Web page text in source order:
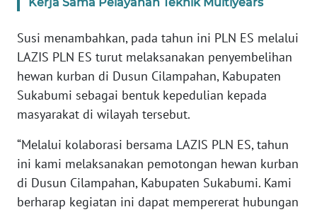
Kerja Sama Pelayanan Teknik Multiyears
Susi menambahkan, pada tahun ini PLN ES melalui
LAZIS PLN ES turut melaksanakan penyembelihan
hewan kurban di Dusun Cilampahan, Kabupaten
Sukabumi sebagai bentuk kepedulian kepada
masyarakat di wilayah tersebut.
“Melalui kolaborasi bersama LAZIS PLN ES, tahun
ini kami melaksanakan pemotongan hewan kurban
di Dusun Cilampahan, Kabupaten Sukabumi. Kami
berharap kegiatan ini dapat mempererat hubungan
NTT
KEPRI
WN
PAPUA
BARAT